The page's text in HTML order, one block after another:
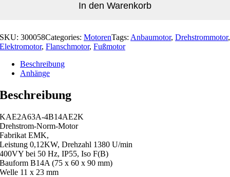
In den Warenkorb
SKU:300058Categories:MotorenTags: Anbaumotor,Drehstrommotor,
Elektromotor,Flanschmotor,Fußmotor
Beschreibung
Anhänge
Beschreibung
KAE2A63A-4B14AE2K
Drehstrom-Norm-Motor
Fabrikat EMK,
Leistung 0,12KW, Drehzahl 1380 U/min
400VY bei 50 Hz, IP55, Iso F(B)
Bauform B14A (75 x 60 x 90 mm)
Welle 11 x 23 mm